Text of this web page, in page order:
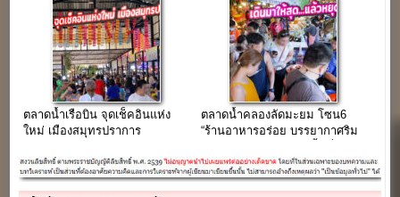
ตลาดน้ำเรือบิน จุดเช็คอินแห่ง
ใหม่ เมืองสมุทรปราการ
ตลาดน้ำคลองลัดมะยม โซน6
“ร้านอาหารอร่อย บรรยากาศริม
ของ)